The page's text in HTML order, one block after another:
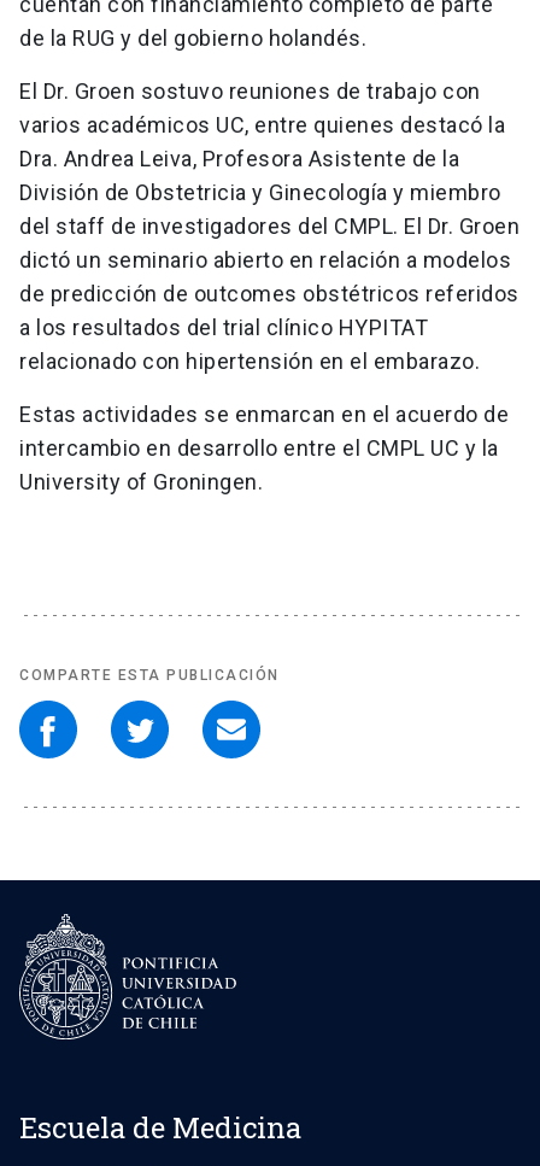
de la RUG y del gobierno holandés.
El Dr. Groen sostuvo reuniones de trabajo con
varios académicos UC, entre quienes destacó la
Dra. Andrea Leiva, Profesora Asistente de la
División de Obstetricia y Ginecología y miembro
del staff de investigadores del CMPL. El Dr. Groen
dictó un seminario abierto en relación a modelos
de predicción de outcomes obstétricos referidos
a los resultados del trial clínico HYPITAT
relacionado con hipertensión en el embarazo.
Estas actividades se enmarcan en el acuerdo de
intercambio en desarrollo entre el CMPL UC y la
University of Groningen.
COMPARTE ESTA PUBLICACIÓN
Escuela de Medicina